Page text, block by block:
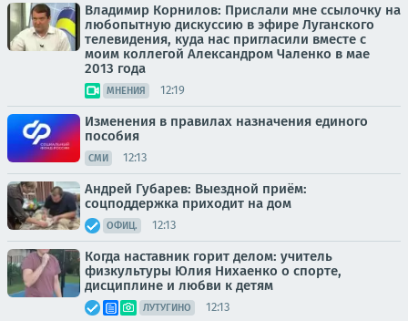
Владимир Корнилов: Прислали мне ссылочку на
любопытную дискуссию в эфире Луганского
телевидения, куда нас пригласили вместе с
моим коллегой Александром Чаленко в мае
2013 года
МНЕНИЯ 12:19
Изменения в правилах назначения единого
пособия
СМИ 12:13
Андрей Губарев: Выездной приём:
соцподдержка приходит на дом
ОФИЦ. 12:13
Когда наставник горит делом: учитель
физкультуры Юлия Нихаенко о спорте,
дисциплине и любви к детям
ЛУТУГИНО 12:13